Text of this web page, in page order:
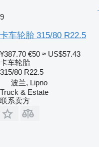
9
卡车轮胎 315/80 R22.5
¥387.70 €50 ≈ US$57.43
卡车轮胎
315/80 R22.5
波兰, Lipno
Truck & Estate
联系卖方